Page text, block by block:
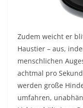
Zudem weicht er
Haustier – aus,
menschlichen
achtmal pro
werden große
umfahren,